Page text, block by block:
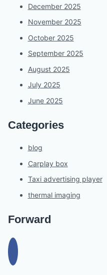
December 2025
November 2025
October 2025
September 2025
August 2025
July 2025
June 2025
Categories
blog
Carplay box
Taxi advertising player
thermal imaging
Forward